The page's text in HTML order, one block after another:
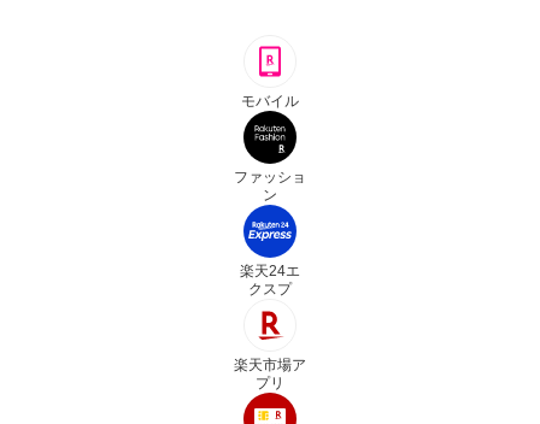
モバイル
ファッショ
ン
楽天24エ
クスプ
楽天市場ア
プリ